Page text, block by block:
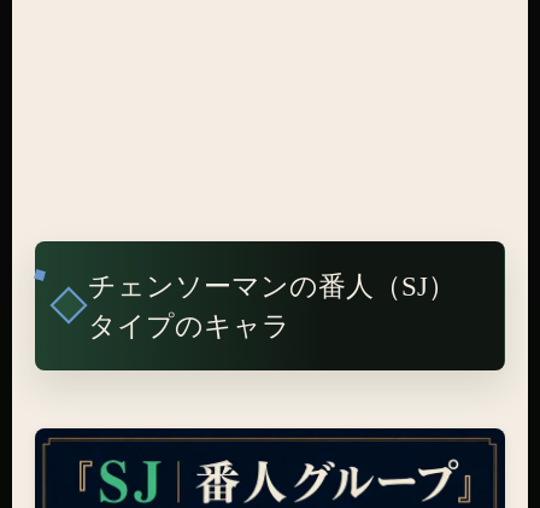
チェンソーマンの番人（SJ）
タイプのキャラ